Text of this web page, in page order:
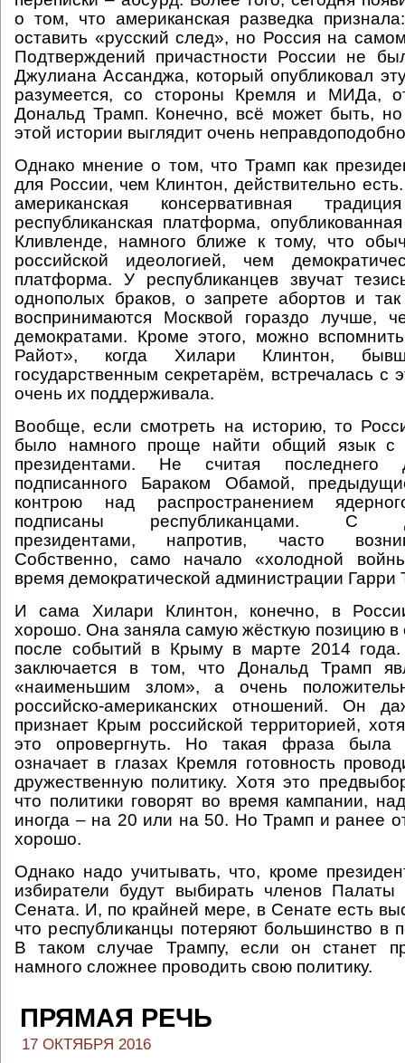
о том, что американская разведка
оставить «русский след», но Россия на
Подтверждений причастности России не
Джулиана Ассанджа, который опубликовал
разумеется, со стороны Кремля и МИДа,
Дональд Трамп. Конечно, всё может быть,
этой истории выглядит очень
Однако мнение о том, что Трамп как
для России, чем Клинтон, действительно
американская консервативная
республиканская платформа,
Кливленде, намного ближе к тому, что
российской идеологией, чем
платформа. У республиканцев звучат
однополых браков, о запрете абортов и
воспринимаются Москвой гораздо лучше,
демократами. Кроме этого, можно
Райот», когда Хилари Клинтон,
государственным секретарём, встречалась с
очень их поддерживала.
Вообще, если смотреть на историю, то
было намного проще найти общий язык с
президентами. Не считая последнего
подписанного Бараком Обамой,
контрою над распространением
подписаны республиканцами. С
президентами, напротив, часто
Собственно, само начало «холодной
время демократической администрации Гарри
И сама Хилари Клинтон, конечно, в
хорошо. Она заняла самую жёсткую позицию
после событий в Крыму в марте 2014
заключается в том, что Дональд Трамп
«наименьшим злом», а очень
российско-американских отношений. Он
признает Крым российской территорией,
это опровергнуть. Но такая фраза была
означает в глазах Кремля готовность
дружественную политику. Хотя это
что политики говорят во время кампании,
иногда – на 20 или на 50. Но Трамп и ранее
хорошо.
Однако надо учитывать, что, кроме
избиратели будут выбирать членов Палаты
Сената. И, по крайней мере, в Сенате есть
что республиканцы потеряют большинство в
В таком случае Трампу, если он станет
намного сложнее проводить свою политику.
ПРЯМАЯ РЕЧЬ
17 ОКТЯБРЯ 2016